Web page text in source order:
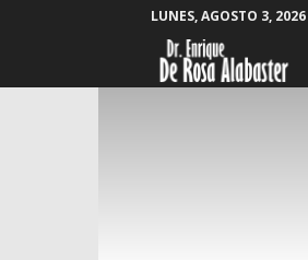
LUNES, AGOSTO 3, 2026